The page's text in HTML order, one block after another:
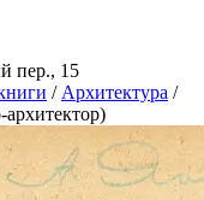
пер., 15
/ Архитектура /